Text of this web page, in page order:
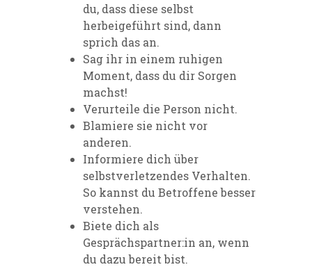
du, dass diese selbst
herbeigeführt sind, dann
sprich das an.
Sag ihr in einem ruhigen
Moment, dass du dir Sorgen
machst!
Verurteile die Person nicht.
Blamiere sie nicht vor
anderen.
Informiere dich über
selbstverletzendes Verhalten.
So kannst du Betroffene besser
verstehen.
Biete dich als
Gesprächspartner:in an, wenn
du dazu bereit bist.